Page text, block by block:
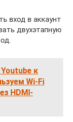
вход в аккаунт
двухэтапную
к
Wi-Fi
HDMI-